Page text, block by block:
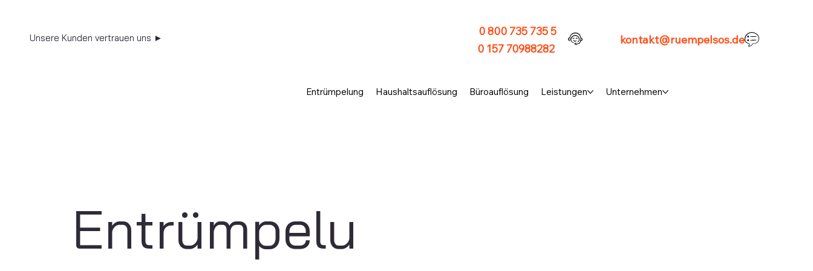
Unsere Kunden vertrauen uns ►
0 800 735 735 5
0 157 70988282
kontakt@ruempelsos.de
Entrümpelung Haushaltsauflösung Büroauflösung Leistungen Unternehmen
Entrümpelu